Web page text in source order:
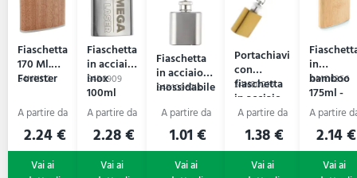
Fiaschetta
170 Ml.
Forester
54N11112
2.24 €
Fiaschetta
in acciaio
inox
100ml
Ingrid
54B8909
2.28 €
Fiaschetta
in acciaio
inossidabile
54B1096713
1.01 €
Portachiavi
con
fiaschetta
in acciaio
riciclato
VASCO
54N00216
1.38 €
in
bamboo
175ml -
HIPHIP
AMO6356
2.14 €